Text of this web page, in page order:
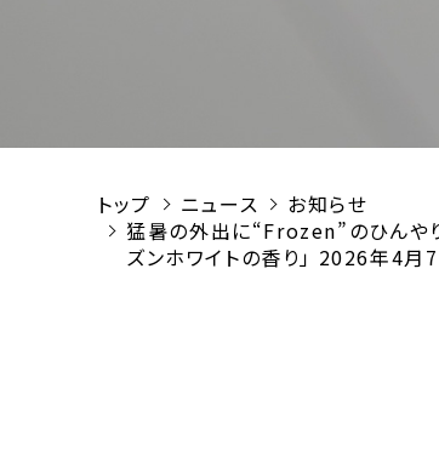
トップ ニュース
お知らせ
猛暑の外出に“Frozen”のひんやり
ズンホワイトの香り」 2026年4月7